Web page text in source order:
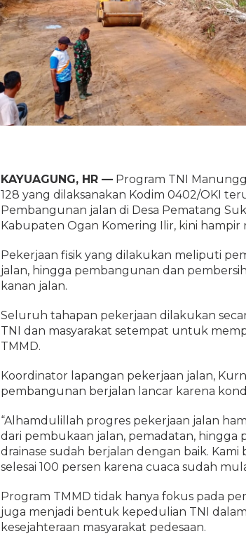
KAYUAGUNG, HR —Program TNI
128 yang dilaksanakan Kodim 0402/OKI
Pembangunan jalan di Desa Pematang
Kabupaten Ogan Komering Ilir, kini hampir
Pekerjaan fisik yang dilakukan meliputi
jalan, hingga pembangunan dan
kanan jalan.
Seluruh tahapan pekerjaan dilakukan
TNI dan masyarakat setempat untuk
TMMD.
Koordinator lapangan pekerjaan jalan,
pembangunan berjalan lancar karena
“Alhamdulillah progres pekerjaan jalan
dari pembukaan jalan, pemadatan, hingga
drainase sudah berjalan dengan baik.
selesai 100 persen karena cuaca sudah
Program TMMD tidak hanya fokus pada
juga menjadi bentuk kepedulian TNI
kesejahteraan masyarakat pedesaan.